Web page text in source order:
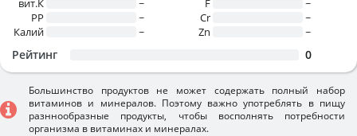
вит.К
~
PP
~
Калий
~
F
~
Cr
~
Zn
~
Рейтинг 0
Большинство продуктов не может содержать полный набор
витаминов и минералов. Поэтому важно употреблять в пищу
разннообразные продукты, чтобы восполнять потребности
организма в витаминах и минералах.